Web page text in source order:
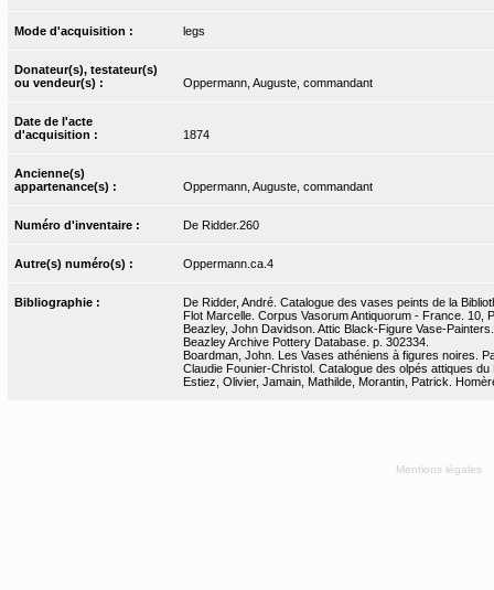
Mode d'acquisition : legs
Donateur(s), testateur(s)
ou vendeur(s) :
Oppermann, Auguste, commandant
Date de l'acte
d'acquisition :
1874
Ancienne(s)
appartenance(s) :
Oppermann, Auguste, commandant
Numéro d'inventaire : De Ridder.260
Autre(s) numéro(s) : Oppermann.ca.4
Bibliographie :
De Ridder, André. Catalogue des vases peints de la
Flot Marcelle. Corpus Vasorum Antiquorum - France. 10,
Beazley, John Davidson. Attic Black-Figure Vase-
Beazley Archive Pottery Database. p. 302334.
Boardman, John. Les Vases athéniens à figures noires.
Claudie Founier-Christol. Catalogue des olpés attiques
Estiez, Olivier, Jamain, Mathilde, Morantin, Patrick.
Mentions légales